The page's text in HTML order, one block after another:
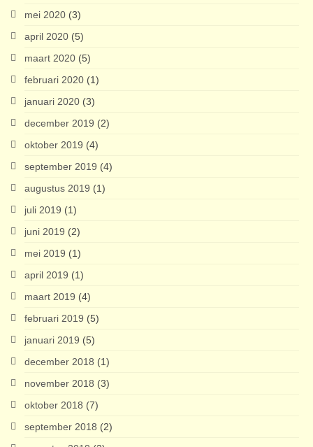
mei 2020 (3)
april 2020 (5)
maart 2020 (5)
februari 2020 (1)
januari 2020 (3)
december 2019 (2)
oktober 2019 (4)
september 2019 (4)
augustus 2019 (1)
juli 2019 (1)
juni 2019 (2)
mei 2019 (1)
april 2019 (1)
maart 2019 (4)
februari 2019 (5)
januari 2019 (5)
december 2018 (1)
november 2018 (3)
oktober 2018 (7)
september 2018 (2)